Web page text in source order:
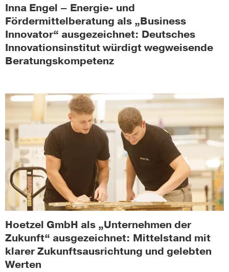
Inna Engel – Energie- und
Fördermittelberatung als „Business
Innovator“ ausgezeichnet: Deutsches
Innovationsinstitut würdigt wegweisende
Beratungskompetenz
Hoetzel GmbH als „Unternehmen der
Zukunft“ ausgezeichnet: Mittelstand mit
klarer Zukunftsausrichtung und gelebten
Werten